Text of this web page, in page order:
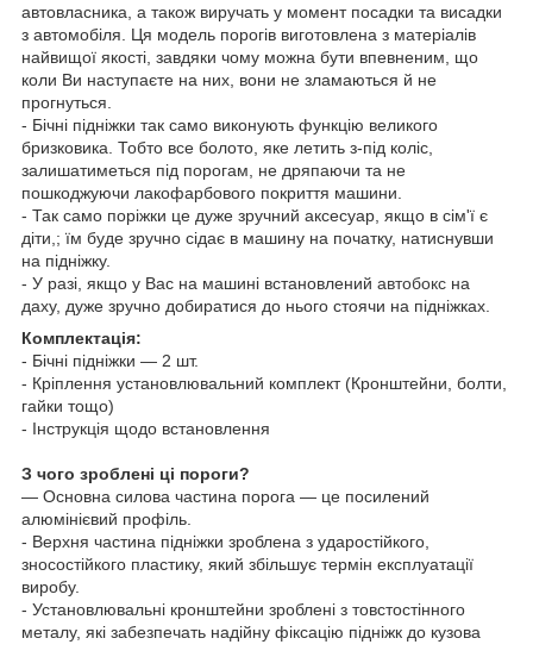
автовласника, а також виручать у момент посадки та висадки
з автомобіля. Ця модель порогів виготовлена з матеріалів
найвищої якості, завдяки чому можна бути впевненим, що
коли Ви наступаєте на них, вони не зламаються й не
прогнуться.
- Бічні підніжки так само виконують функцію великого
бризковика. Тобто все болото, яке летить з-під коліс,
залишатиметься під порогам, не дряпаючи та не
пошкоджуючи лакофарбового покриття машини.
- Так само поріжки це дуже зручний аксесуар, якщо в сім'ї є
діти,; їм буде зручно сідає в машину на початку, натиснувши
на підніжку.
- У разі, якщо у Вас на машині встановлений автобокс на
даху, дуже зручно добиратися до нього стоячи на підніжках.
Комплектація:
- Бічні підніжки — 2 шт.
- Кріплення установлювальний комплект (Кронштейни, болти,
гайки тощо)
- Інструкція щодо встановлення
З чого зроблені ці пороги?
— Основна силова частина порога — це посилений
алюмінієвий профіль.
- Верхня частина підніжки зроблена з ударостійкого,
зносостійкого пластику, який збільшує термін експлуатації
виробу.
- Установлювальні кронштейни зроблені з товстостінного
металу, які забезпечать надійну фіксацію підніжк до кузова